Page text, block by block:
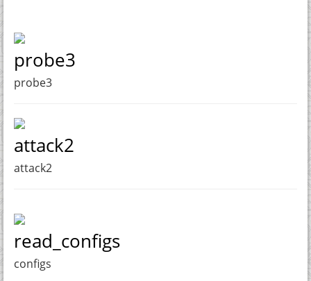
probe3
probe3
attack2
attack2
read_configs
configs